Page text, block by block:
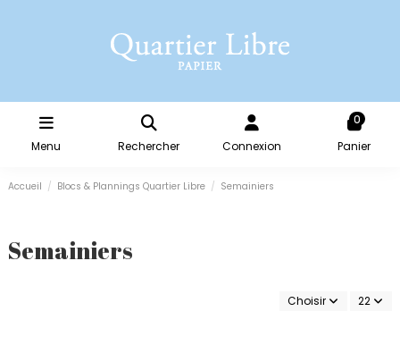
Menu Rechercher Connexion
0
Panier
Accueil Blocs & Plannings Quartier Libre Semainiers
Semainiers
Choisir 22